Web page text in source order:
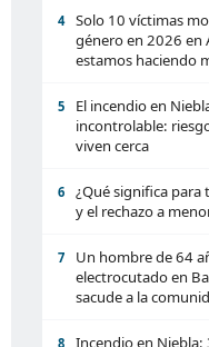
4
Solo 10 víctimas
género en 2026 en
estamos haciendo
5
El incendio en
incontrolable:
viven cerca
6
¿Qué significa para
y el rechazo a
7
Un hombre de 64
electrocutado en
sacude a la
8
Incendio en Niebla: